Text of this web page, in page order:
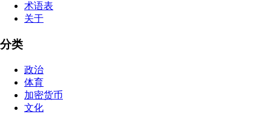
术语表
关于
分类
政治
体育
加密货币
文化